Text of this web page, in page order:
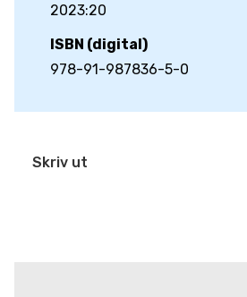
2023:20
ISBN (digital)
978-91-987836-5-0
Skriv ut